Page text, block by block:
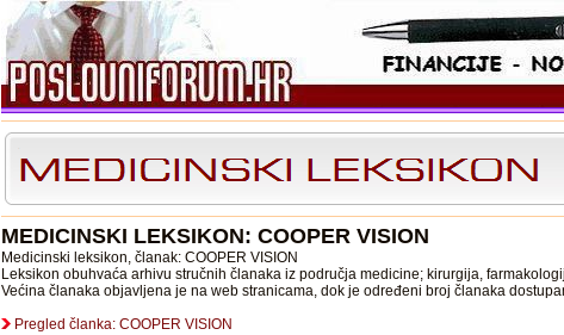
MEDICINSKI LEKSIKON: COOPER VISION
Medicinski leksikon, članak: COOPER VISION
Leksikon obuhvaća arhivu stručnih članaka iz područja medicine; kirurgija,
Većina članaka objavljena je na web stranicama, dok je određeni broj članaka
Pregled članka: COOPER VISION